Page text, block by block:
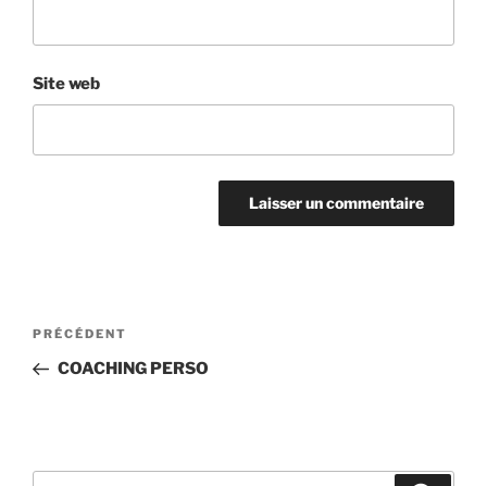
Site web
Navigation
l’article
Article
précédent
PRÉCÉDENT
COACHING PERSO